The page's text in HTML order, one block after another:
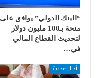
“البنك الدولي” يوافق على
منحة بـ100 مليون دولار
لتحديث القطاع المالي
في…
أخبار صحفية